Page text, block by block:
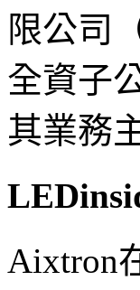
限公司
全資子
其業務
Aixtron